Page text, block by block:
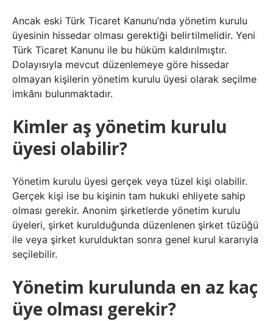
Ancak eski Türk Ticaret Kanunu’nda yönetim kurulu
üyesinin hissedar olması gerektiği belirtilmelidir. Yeni
Türk Ticaret Kanunu ile bu hüküm kaldırılmıştır.
Dolayısıyla mevcut düzenlemeye göre hissedar
olmayan kişilerin yönetim kurulu üyesi olarak seçilme
imkânı bulunmaktadır.
Kimler aş yönetim kurulu
üyesi olabilir?
Yönetim kurulu üyesi gerçek veya tüzel kişi olabilir.
Gerçek kişi ise bu kişinin tam hukuki ehliyete sahip
olması gerekir. Anonim şirketlerde yönetim kurulu
üyeleri, şirket kurulduğunda düzenlenen şirket tüzüğü
ile veya şirket kurulduktan sonra genel kurul kararıyla
seçilebilir.
Yönetim kurulunda en az kaç
üye olması gerekir?